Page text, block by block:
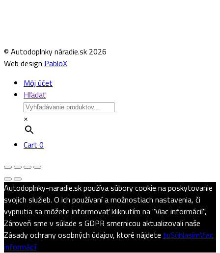
© Autodoplnky náradie.sk 2026
Web design PabloX
Môj účet
Hľadať
×
Cart 0
Autodoplnky-naradie.sk používa súbory cookie na poskytovanie
svojich služieb. O ich používaní a možnostiach nastavenia, či
vypnutia sa môžete informovať kliknutím na "Viac informácií",
Zároveň sme v súlade s GDPR smernicou aktualizovali naše
Zásady ochrany osobných údajov, ktoré nájdete tuSúhlasímViac
informácií